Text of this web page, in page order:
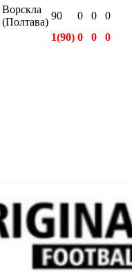
Ворскла
(Полтава)
90 0 0
0
1(90) 0 0
0